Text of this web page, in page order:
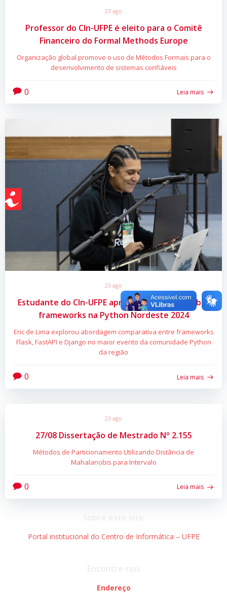
23 ago
Professor do CIn-UFPE é eleito para o Comitê
Financeiro do Formal Methods Europe
Organização global promove o uso de Métodos Formais para o
desenvolvimento de sistemas confiáveis
0 Leia mais
23 ago
Estudante do CIn-UFPE apresenta palestra sobre
frameworks na Python Nordeste 2024
Eric de Lima explorou abordagem comparativa entre frameworks
Flask, FastAPI e Django no maior evento da comunidade Python
da região
0 Leia mais
23 ago
27/08 Dissertação de Mestrado Nº 2.155
Métodos de Particionamento Utilizando Distância de
Mahalanobis para Intervalo
0 Leia mais
Portal institucional do Centro de Informática – UFPE
Endereço